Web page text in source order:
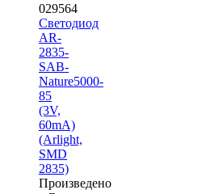
029564
Светодиод
AR-
2835-
SAB-
Nature5000-
85
(3V,
60mA)
(Arlight,
SMD
2835)
Произведено